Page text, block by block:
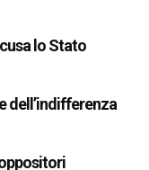
lo Stato
dell’indifferenza